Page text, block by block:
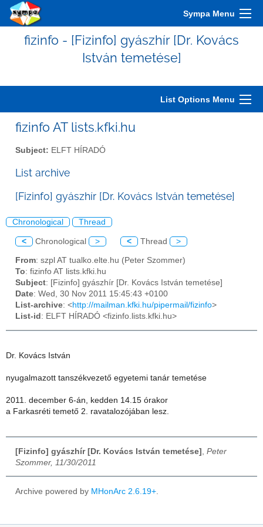
Sympa Menu
fizinfo - [Fizinfo] gyászhír [Dr. Kovács
István temetése]
List Options Menu
fizinfo AT lists.kfki.hu
Subject: ELFT HÍRADÓ
List archive
[Fizinfo] gyászhír [Dr. Kovács István temetése]
Chronological Thread
< Chronological > < Thread >
From: szpl AT tualko.elte.hu (Peter Szommer)
To: fizinfo AT lists.kfki.hu
Subject: [Fizinfo] gyászhír [Dr. Kovács István temetése]
Date: Wed, 30 Nov 2011 15:45:43 +0100
List-archive: <http://mailman.kfki.hu/pipermail/fizinfo>
List-id : ELFT HÍRADÓ <fizinfo.lists.kfki.hu>
Dr. Kovács István
nyugalmazott tanszékvezető egyetemi tanár temetése
2011. december 6-án, kedden 14.15 órakor
a Farkasréti temető 2. ravatalozójában lesz.
[Fizinfo] gyászhír [Dr. Kovács István temetése] Peter
Szommer, 11/30/2011
Archive powered by MHonArc 2.6.19+